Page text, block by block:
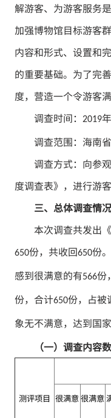
解游客、为游客服务
加强博物馆目标游客
内容和形式、设置和
的重要基础。为了完
度，营造一个令游客
调查时间：2019年
调查范围：海南
调查方式：向参
度调查表》，进行游
三、总体调查情况
本次调查共发出
650份，共收回650份
感到很满意的有566份
份，合计650份，占被
象无不满意，达到国家
（一）调查内容
测评项目 很满意很满意